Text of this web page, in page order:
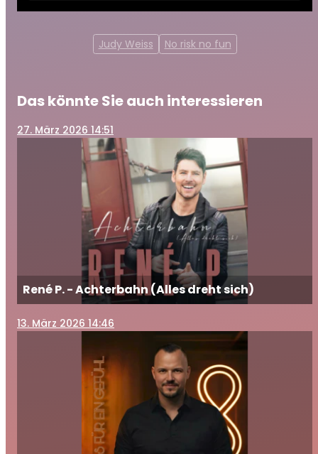
Judy Weiss No risk no fun
Das könnte Sie auch interessieren
27. März 2026 14:51
René P. - Achterbahn (Alles dreht sich)
13. März 2026 14:46